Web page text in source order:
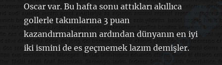
Oscar var. Bu hafta sonu attıkları akıllıca
gollerle takımlarına 3 puan
kazandırmalarının ardından dünyanın en iyi
iki ismini de es geçmemek lazım demişler.